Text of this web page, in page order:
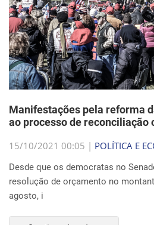
Manifestações pela reforma
ao processo de reconciliação
15/10/2021 00:05 | POLÍTICA E
Desde que os democratas no
resolução de orçamento no
agosto, i